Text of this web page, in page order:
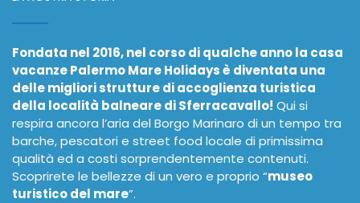
Fondata nel 2016, nel corso di qualche anno la casa
vacanze Palermo Mare Holidays è diventata una
delle migliori strutture di accoglienza turistica
della località balneare di Sferracavallo! Qui si
respira ancora l’aria del Borgo Marinaro di un tempo tra
barche, pescatori e street food locale di primissima
qualità ed a costi sorprendentemente contenuti.
Scoprirete le bellezze di un vero e proprio “museo
turistico del mare”.